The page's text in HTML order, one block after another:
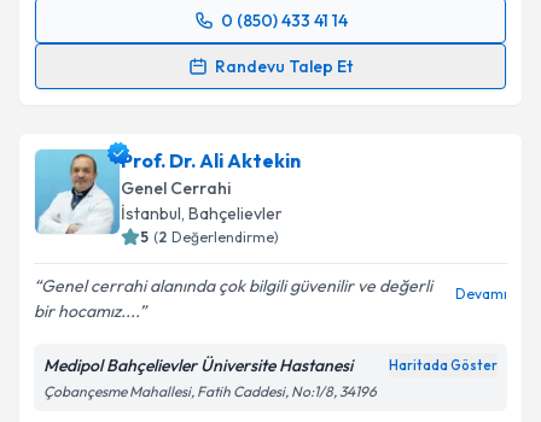
0 (850) 433 41 14
Randevu Talep Et
Randevu Takvimi Talebi
takvim hazırlandığında e-posta ile bilgilendireceğiz.
E-posta Adresiniz
'ni okudum ve kişisel verilerimin belirtilen
kapsamda işlenmesini kabul ediyorum.
Prof. Dr. Ali Aktekin
Genel Cerrahi
İstanbul, Bahçelievler
5 (2 Değerlendirme)
Genel cerrahi alanında çok bilgili güvenilir ve değerli
bir hocamız....
Devamı
Medipol Bahçelievler Üniversite Hastanesi Haritada Göster
Çobançesme Mahallesi, Fatih Caddesi, No:1/8, 34196